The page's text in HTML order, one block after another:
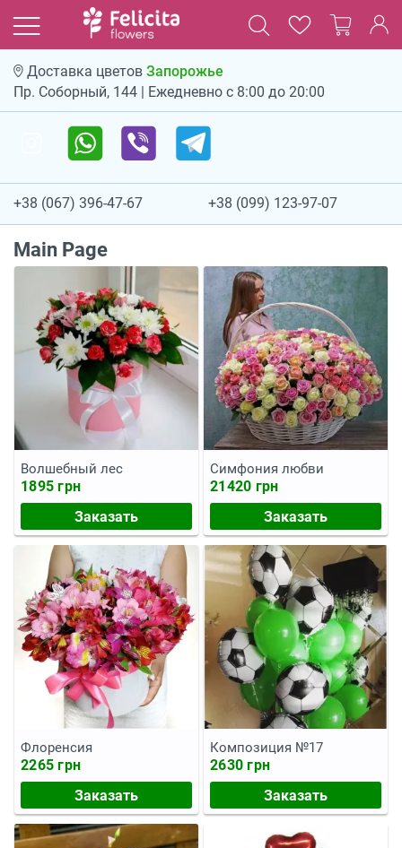
Доставка цветов Запорожье
Пр. Соборный, 144 | Ежедневно с 8:00 до 20:00
+38 (067) 396-47-67 +38 (099) 123-97-07
Main Page
Волшебный лес
1895 грн
Заказать
Симфония любви
21420 грн
Заказать
Флоренсия
2265 грн
Заказать
Композиция №17
2630 грн
Заказать